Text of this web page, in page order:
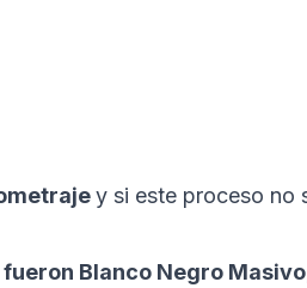
y si este proceso no
Blanco Negro Masivo